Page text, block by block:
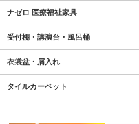
ナゼロ 医療福祉家具
受付棚・講演台・風呂桶
衣裳盆・屑入れ
タイルカーペット